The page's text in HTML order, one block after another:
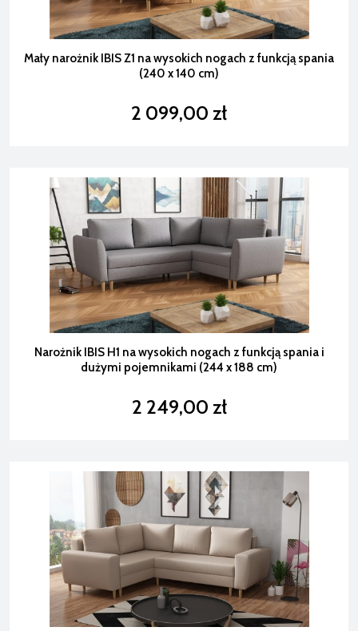
Mały narożnik IBIS Z1 na wysokich nogach z funkcją spania
(240 x 140 cm)
2 099,00 zł
Narożnik IBIS H1 na wysokich nogach z funkcją spania i
dużymi pojemnikami (244 x 188 cm)
2 249,00 zł